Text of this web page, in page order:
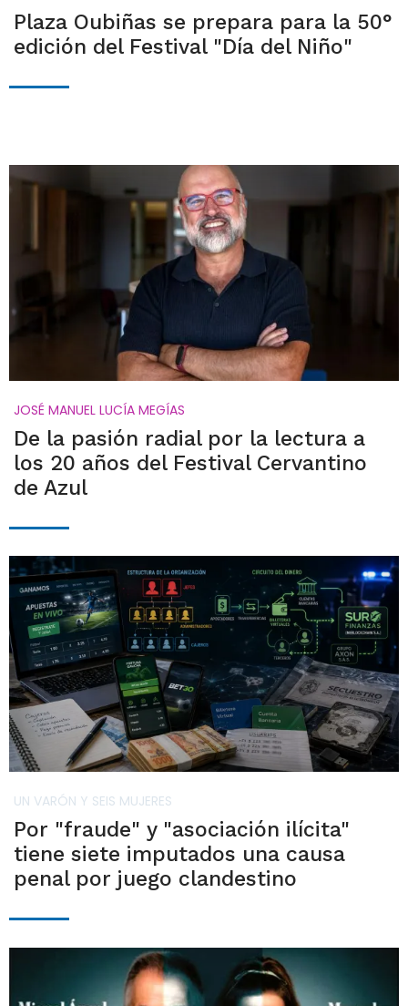
Plaza Oubiñas se prepara para la 50°
edición del Festival "Día del Niño"
JOSÉ MANUEL LUCÍA MEGÍAS
De la pasión radial por la lectura a
los 20 años del Festival Cervantino
de Azul
UN VARÓN Y SEIS MUJERES
Por "fraude" y "asociación ilícita"
tiene siete imputados una causa
penal por juego clandestino